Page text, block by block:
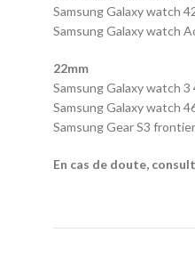
Samsung Galaxy watch
Samsung Galaxy watch
22mm
Samsung Galaxy watch 3
Samsung Galaxy watch
Samsung Gear S3 frontier
En cas de doute,